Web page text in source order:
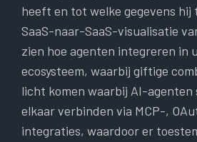
heeft en tot welke gegevens hij
SaaS-naar-SaaS-visualisatie
zien hoe agenten integreren in
ecosysteem, waarbij giftige
licht komen waarbij AI-agenten
elkaar verbinden via MCP-,
integraties, waardoor er